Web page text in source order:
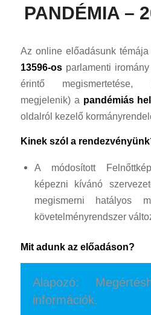
PANDÉMIA –
Az online előadásunk témája
13596-osparlamenti
érintő megismertetése,
megjelenik) a pandémiás
oldalról kezelő
Kinek szól a
A módosított
képezni kívánó
megismerni hatályos
követelményrendszer
Mit adunk az előadáson?
Alapozó:
információk.